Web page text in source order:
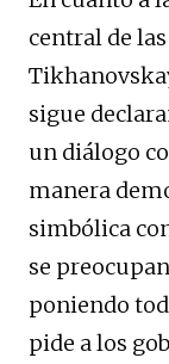
central de
sigue
un diálogo
manera
simbólica
se
poniendo
pide a los